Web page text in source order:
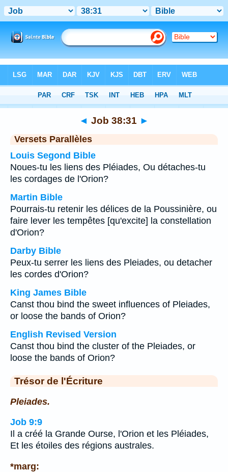
Chapitre 38 > Verset 31
◄ Job 38:31 ►
Versets Parallèles
Louis Segond Bible
Noues-tu les liens des Pléiades, Ou détaches-tu
les cordages de l'Orion?
Martin Bible
Pourrais-tu retenir les délices de la Poussinière, ou
faire lever les tempêtes [qu'excite] la constellation
d'Orion?
Darby Bible
Peux-tu serrer les liens des Pleiades, ou detacher
les cordes d'Orion?
King James Bible
Canst thou bind the sweet influences of Pleiades,
or loose the bands of Orion?
English Revised Version
Canst thou bind the cluster of the Pleiades, or
loose the bands of Orion?
Trésor de l'Écriture
Pleiades.
Job 9:9
Il a créé la Grande Ourse, l'Orion et les Pléiades,
Et les étoiles des régions australes.
*marg: